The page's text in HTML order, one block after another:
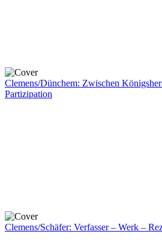
Clemens/Dünchem: Zwischen
Partizipation
Clemens/Schäfer: Verfasser – Werk –